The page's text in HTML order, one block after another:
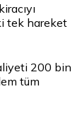
tek hareket
200 bin
tüm